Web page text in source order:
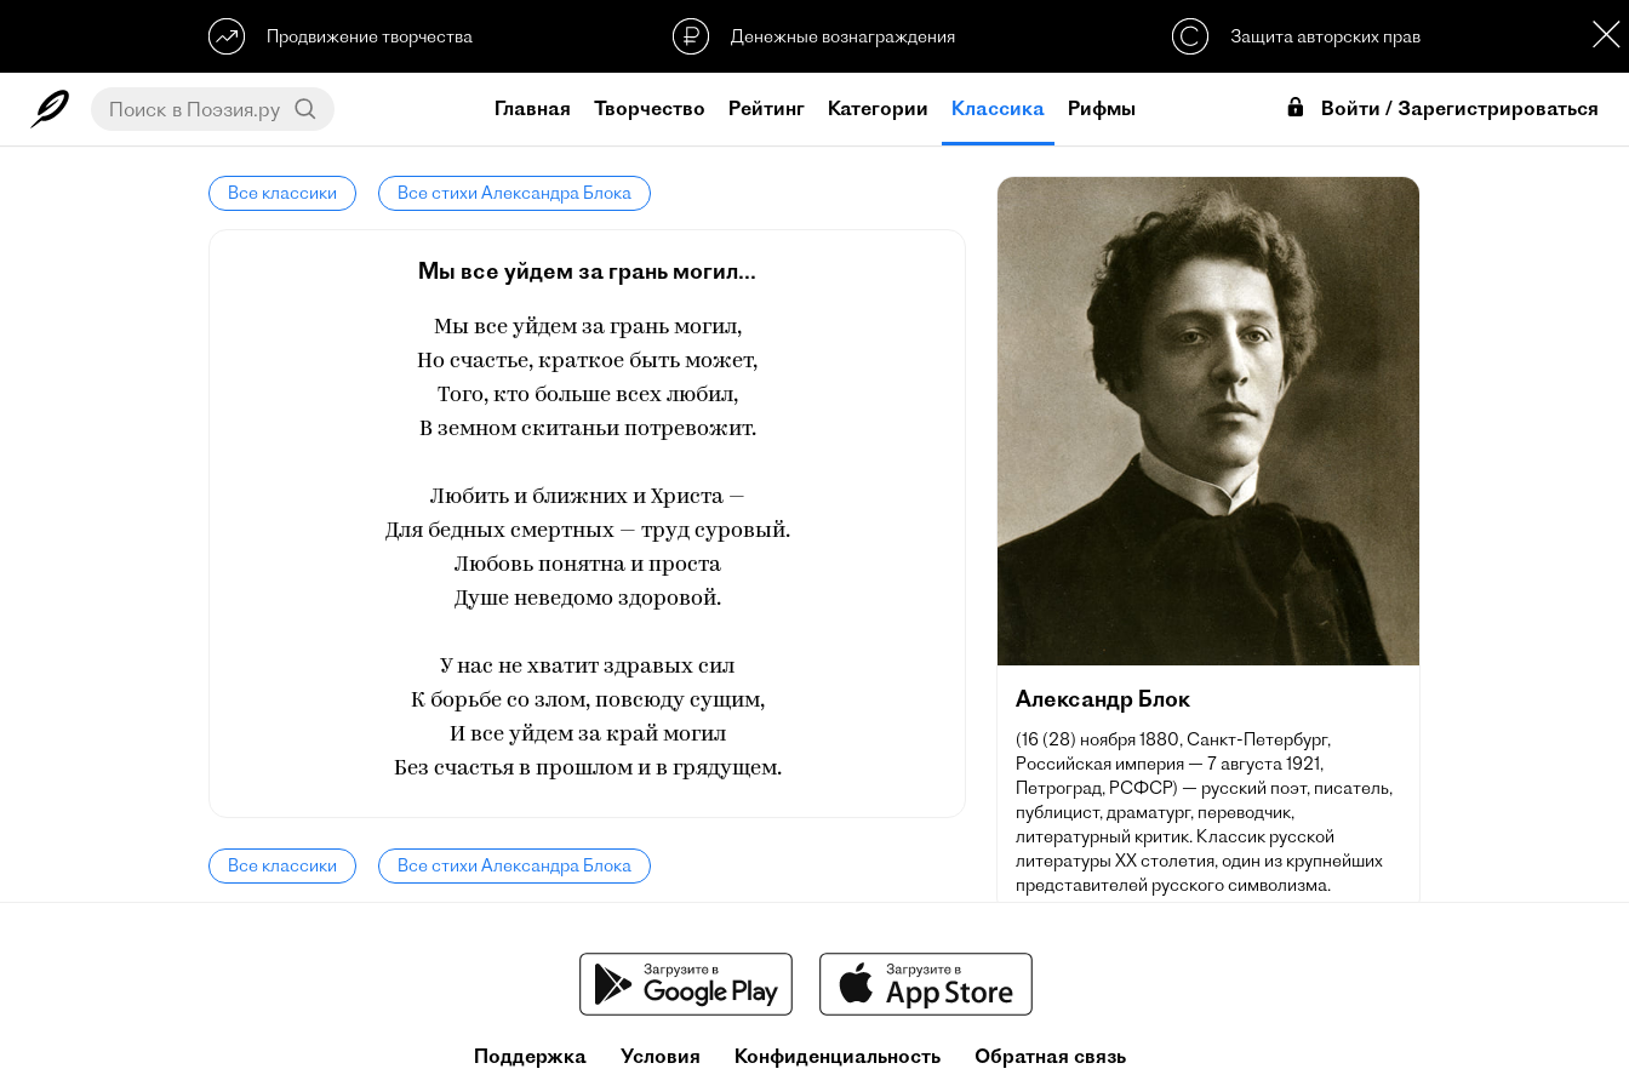
Продвижение творчества Денежные вознаграждения Защита авторских прав
Главная Творчество Рейтинг Категории Классика Рифмы Войти / Зарегистрироваться
Все классики Все стихи Александра Блока
Мы все уйдем за грань могил...
Мы все уйдем за грань могил,
Но счастье, краткое быть может,
Того, кто больше всех любил,
В земном скитаньи потревожит.
Любить и ближних и Христа —
Для бедных смертных — труд суровый.
Любовь понятна и проста
Душе неведомо здоровой.
У нас не хватит здравых сил
К борьбе со злом, повсюду сущим,
И все уйдем за край могил
Без счастья в прошлом и в грядущем.
Все классики Все стихи Александра Блока
Александр Блок
(16 (28) ноября 1880, Санкт-Петербург,
Российская империя — 7 августа 1921,
Петроград, РСФСР) — русский поэт, писатель,
публицист, драматург, переводчик,
литературный критик. Классик русской
литературы XX столетия, один из крупнейших
представителей русского символизма.
Поддержка Условия Конфиденциальность Обратная связь